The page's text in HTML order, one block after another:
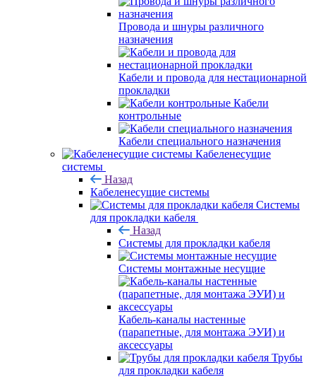
Провода и шнуры различного
назначения
Кабели и провода для нестационарной
прокладки
Кабели
контрольные
Кабели специального назначения
Кабеленесущие
системы
Назад
Кабеленесущие системы
Системы
для прокладки кабеля
Назад
Системы для прокладки кабеля
Системы монтажные несущие
Кабель-каналы настенные
(парапетные, для монтажа ЭУИ) и
аксессуары
Трубы
для прокладки кабеля